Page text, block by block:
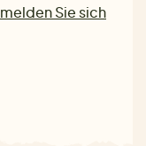
melden Sie sich